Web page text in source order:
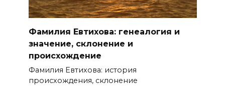
Фамилия Евтихова: генеалогия и
значение, склонение и
происхождение
Фамилия Евтихова: история
происхождения, склонение